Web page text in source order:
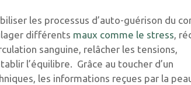
les processus d’auto-guérison du
différents maux comme le stress,
sanguine, relâcher les tensions,
l’équilibre. Grâce au toucher d’un
les informations reçues par la